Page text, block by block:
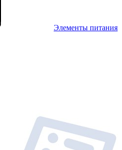
Элементы питания